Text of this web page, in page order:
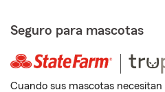
Seguro para mascotas
Cuando sus mascotas